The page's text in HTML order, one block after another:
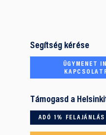
Segítség kérése
ÜGYMENET
Támogasd a
ADÓ 1% FELAJÁNLÁS